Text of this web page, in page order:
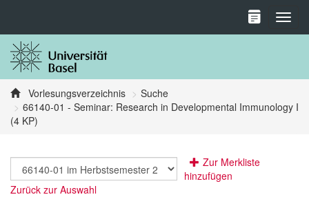
Vorlesungsverzeichnis
Suche
66140-01 - Seminar: Research in Developmental Immunology I
(4 KP)
Zur Merkliste
hinzufügen
Zurück zur Auswahl